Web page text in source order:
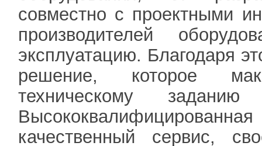
совместно с проектными
производителей
эксплуатацию. Благодаря
решение, которое
техническому
качественный сервис,